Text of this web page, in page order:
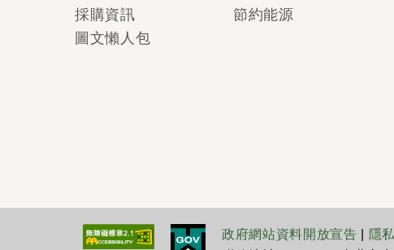
採購資訊
圖文懶人包
節約能源
政府網站資料開放宣告 隱